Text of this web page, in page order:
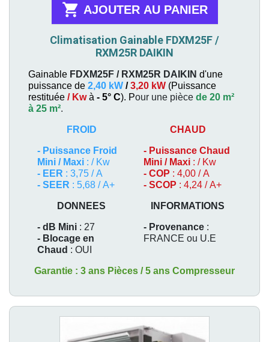
 AJOUTER AU PANIER
Climatisation Gainable FDXM25F /
RXM25R DAIKIN
Gainable FDXM25F / RXM25R DAIKIN d'une
puissance de 2,40 kW /3,20 kW (Puissance
restituée / Kwà - 5° C). Pour une pièce de 20 m²
à 25 m².
FROID
- Puissance Froid
Mini / Maxi : / Kw
- EER : 3,75 / A
- SEER : 5,68 / A+
CHAUD
- Puissance Chaud
Mini / Maxi : / Kw
- COP : 4,00 / A
- SCOP : 4,24 / A+
DONNEES
- dB Mini : 27
- Blocage en
Chaud : OUI
INFORMATIONS
- Provenance :
FRANCE ou U.E
Garantie : 3 ans Pièces / 5 ans Compresseur